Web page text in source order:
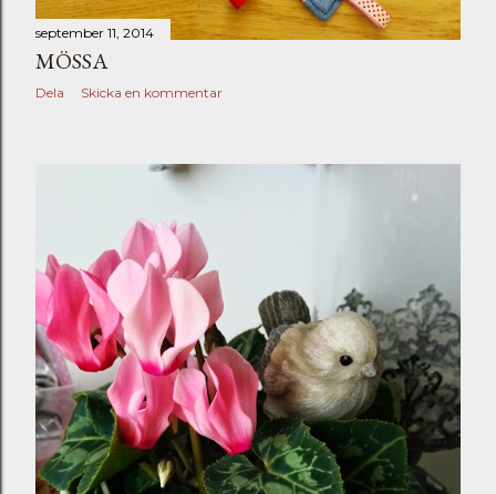
september 11, 2014
MÖSSA
Dela Skicka en kommentar